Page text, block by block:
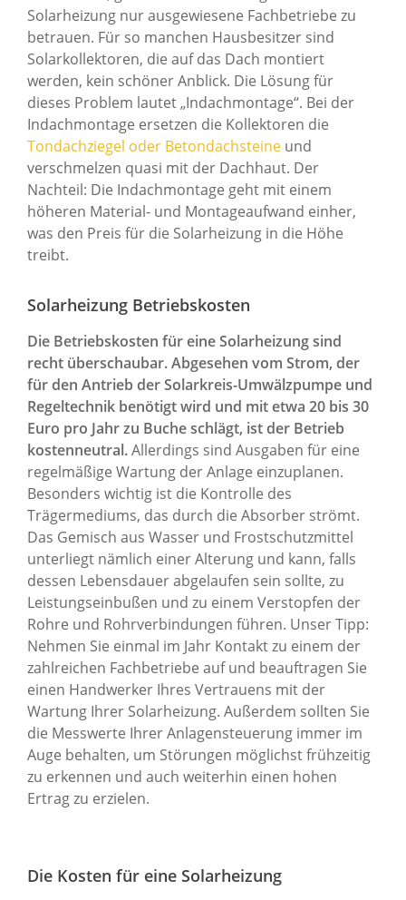
Solarheizung nur ausgewiesene Fachbetriebe zu
betrauen. Für so manchen Hausbesitzer sind
Solarkollektoren, die auf das Dach montiert
werden, kein schöner Anblick. Die Lösung für
dieses Problem lautet „Indachmontage“. Bei der
Indachmontage ersetzen die Kollektoren die
Tondachziegel oder Betondachsteine und
verschmelzen quasi mit der Dachhaut. Der
Nachteil: Die Indachmontage geht mit einem
höheren Material- und Montageaufwand einher,
was den Preis für die Solarheizung in die Höhe
treibt.
Solarheizung Betriebskosten
Die Betriebskosten für eine Solarheizung sind
recht überschaubar. Abgesehen vom Strom, der
für den Antrieb der Solarkreis-Umwälzpumpe und
Regeltechnik benötigt wird und mit etwa 20 bis 30
Euro pro Jahr zu Buche schlägt, ist der Betrieb
kostenneutral.Allerdings sind Ausgaben für eine
regelmäßige Wartung der Anlage einzuplanen.
Besonders wichtig ist die Kontrolle des
Trägermediums, das durch die Absorber strömt.
Das Gemisch aus Wasser und Frostschutzmittel
unterliegt nämlich einer Alterung und kann, falls
dessen Lebensdauer abgelaufen sein sollte, zu
Leistungseinbußen und zu einem Verstopfen der
Rohre und Rohrverbindungen führen. Unser Tipp:
Nehmen Sie einmal im Jahr Kontakt zu einem der
zahlreichen Fachbetriebe auf und beauftragen Sie
einen Handwerker Ihres Vertrauens mit der
Wartung Ihrer Solarheizung. Außerdem sollten Sie
die Messwerte Ihrer Anlagensteuerung immer im
Auge behalten, um Störungen möglichst frühzeitig
zu erkennen und auch weiterhin einen hohen
Ertrag zu erzielen.
Die Kosten für eine Solarheizung